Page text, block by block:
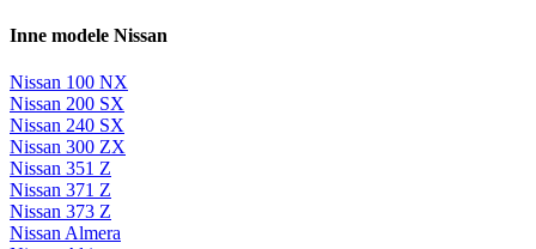
Inne modele Nissan
Nissan 100 NX
Nissan 200 SX
Nissan 240 SX
Nissan 300 ZX
Nissan 351 Z
Nissan 371 Z
Nissan 373 Z
Nissan Almera